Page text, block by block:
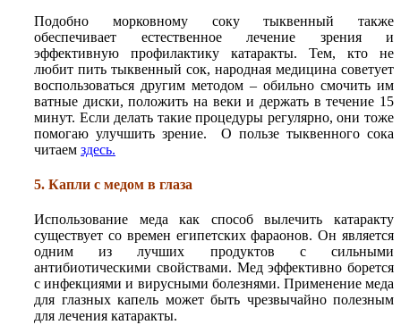
Подобно морковному соку тыквенный также
обеспечивает естественное лечение зрения и
эффективную профилактику катаракты. Тем, кто не
любит пить тыквенный сок, народная медицина советует
воспользоваться другим методом – обильно смочить им
ватные диски, положить на веки и держать в течение 15
минут. Если делать такие процедуры регулярно, они тоже
помогаю улучшить зрение. О пользе тыквенного сока
читаем здесь.
5. Капли с медом в глаза
Использование меда как способ вылечить катаракту
существует со времен египетских фараонов. Он является
одним из лучших продуктов с сильными
антибиотическими свойствами. Мед эффективно борется
с инфекциями и вирусными болезнями. Применение меда
для глазных капель может быть чрезвычайно полезным
для лечения катаракты.